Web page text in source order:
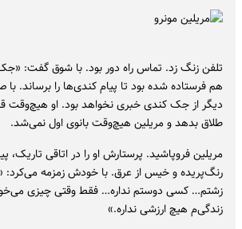
تلفن زنگ زد. تماس راه دور بود. با شوق گفت:
هم فرستاده شده بود تا پیام کندی‌ها را برساند.
دیگر از جک کندی خبری نخواهد بود. او هیچ‌وقت
طلاق بدهد و مریلین هیچ‌وقت بانوی اول نمی‌شد.
مریلین فروپاشید. پرستارش او را در اتاقی تاریک،
رنگ‌پریده و خیس از عرق. با خودش زمزمه می‌کرد:
زشتم… کسی دوستم نداره… فقط وقتی چیزی
زندگی‌م هیچ ارزشی نداره.»